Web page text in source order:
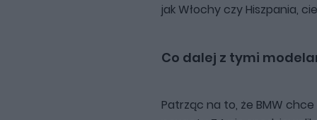
jak Włochy czy Hiszpania,
Co dalej z tymi
Patrząc na to, że BMW